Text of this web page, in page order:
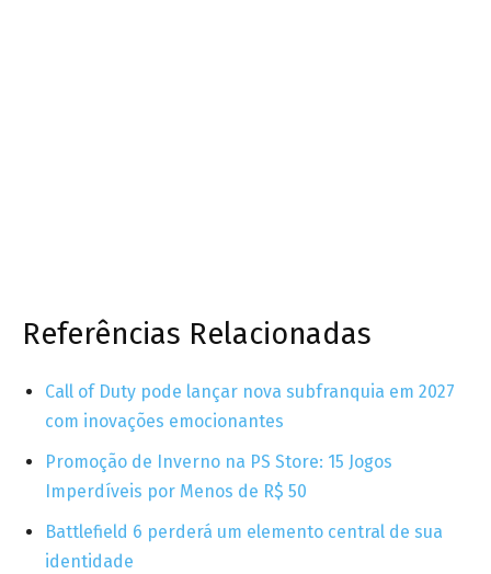
Referências Relacionadas
Call of Duty pode lançar nova subfranquia em 2027
com inovações emocionantes
Promoção de Inverno na PS Store: 15 Jogos
Imperdíveis por Menos de R$ 50
Battlefield 6 perderá um elemento central de sua
identidade